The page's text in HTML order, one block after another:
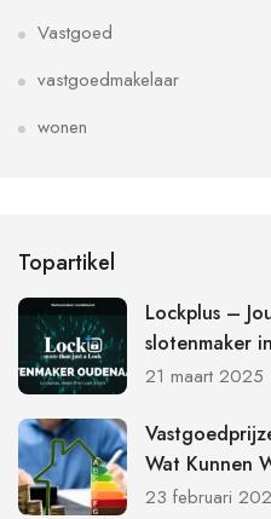
Vastgoed
vastgoedmakelaar
wonen
Topartikel
Lockplus –
slotenmaker in
Oudenaarde
21 maart 2025
Wat Kunnen
Verwachten?
23 februari